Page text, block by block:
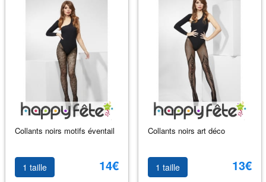
Collants noirs motifs éventail
1 taille 14€
Collants noirs art déco
1 taille 13€